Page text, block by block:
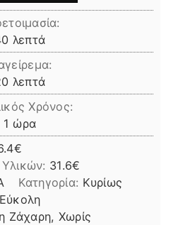
λεπτά
λεπτά
λεπτά
λεπτά
Χρόνος:
1 ώρα
ώρα
31.6
Κατηγορία: Κυρίως
Εύκολη
Ζάχαρη, Χωρίς